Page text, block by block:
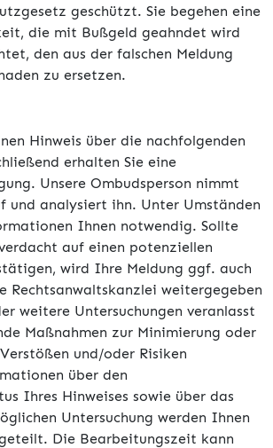
geschützt. Sie begehen eine
die mit Bußgeld geahndet wird
den aus der falschen Meldung
zu ersetzen.
Hinweis über die nachfolgenden
erhalten Sie eine
Unsere Ombudsperson nimmt
und analysiert ihn. Unter Umständen
Ihnen notwendig. Sollte
auf einen potenziellen
wird Ihre Meldung ggf. auch
Rechtsanwaltskanzlei weitergegeben
weitere Untersuchungen veranlasst
Maßnahmen zur Minimierung oder
und/oder Risiken
über den
Ihres Hinweises sowie über das
Untersuchung werden Ihnen
Die Bearbeitungszeit kann